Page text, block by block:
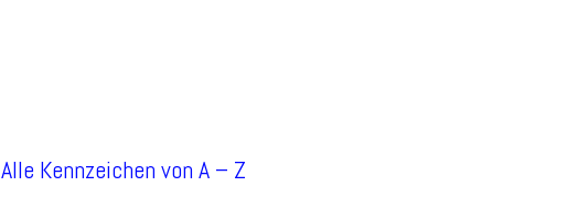
Alle Kennzeichen von A – Z